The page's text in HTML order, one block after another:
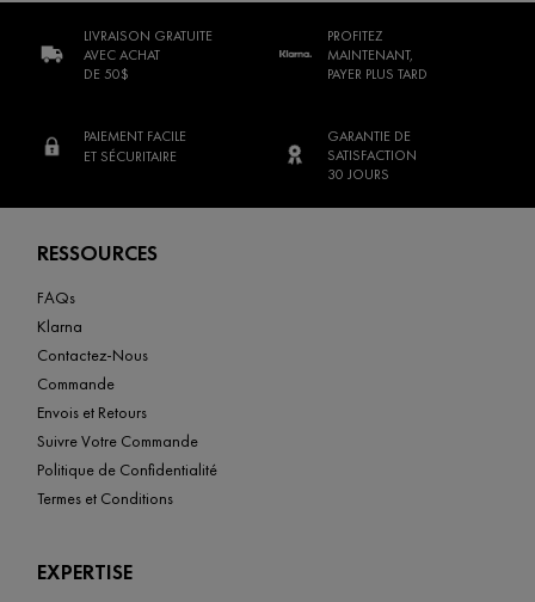
LIVRAISON GRATUITE
AVEC ACHAT
DE 50$
PROFITEZ
MAINTENANT,
PAYER PLUS TARD
PAIEMENT FACILE
ET SÉCURITAIRE
GARANTIE DE
SATISFACTION
30 JOURS
RESSOURCES
FAQs
Klarna
Contactez-Nous
Commande
Envois et Retours
Suivre Votre Commande
Politique de Confidentialité
Termes et Conditions
EXPERTISE